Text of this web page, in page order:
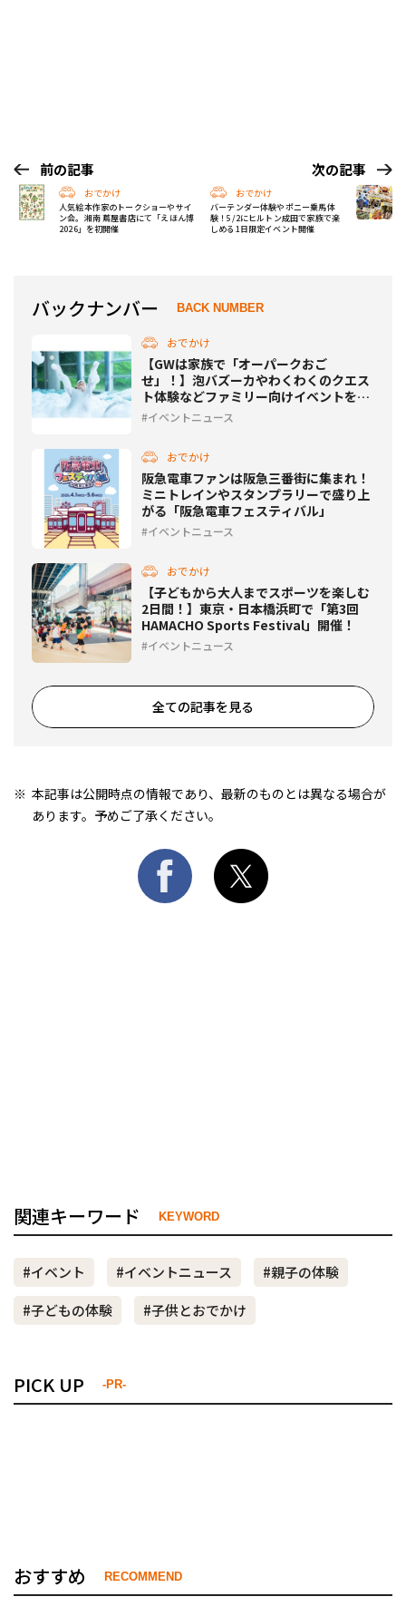
前の記事
おでかけ
人気絵本作家のトークショーやサイ
ン会。湘南 蔦屋書店にて「えほん博
2026」を初開催
次の記事
おでかけ
バーテンダー体験やポニー乗馬体
験！5/2にヒルトン成田で家族で楽
しめる1日限定イベント開催
バックナンバー BACK NUMBER
おでかけ
【GWは家族で「オーパークおご
せ」！】泡バズーカやわくわくのクエス
ト体験などファミリー向けイベントを毎
日開催！
イベントニュース
おでかけ
阪急電車ファンは阪急三番街に集まれ！
ミニトレインやスタンプラリーで盛り上
がる「阪急電車フェスティバル」
イベントニュース
おでかけ
【子どもから大人までスポーツを楽しむ
2日間！】東京・日本橋浜町で「第3回
HAMACHO Sports Festival」開催！
イベントニュース
全ての記事を見る
本記事は公開時点の情報であり、最新のものとは異なる場合が
あります。予めご了承ください。
関連キーワード KEYWORD
#イベント #イベントニュース
#親子の体験
#子どもの体験
#子供とおでかけ
PICK UP -PR-
おすすめ RECOMMEND